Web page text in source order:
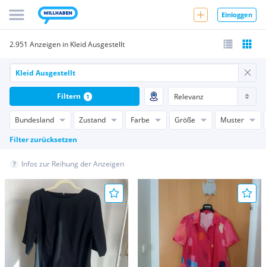
Einloggen
2.951 Anzeigen in Kleid Ausgestellt
Bundesland Zustand Farbe Größe
Muster
Filter zurücksetzen
Filtern 1
Infos zur Reihung der Anzeigen